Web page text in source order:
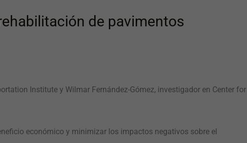
de pavimentos
Institute y Wilmar Fernández-Gómez, investigador en Center for
económico y minimizar los impactos negativos sobre el